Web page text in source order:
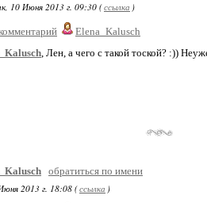
10 Июня 2013 г. 09:30 (ссылка )
Elena_Kalusch
, Лен, а чего с такой тоской? :))
обратиться по имени
2013 г. 18:08 (ссылка )